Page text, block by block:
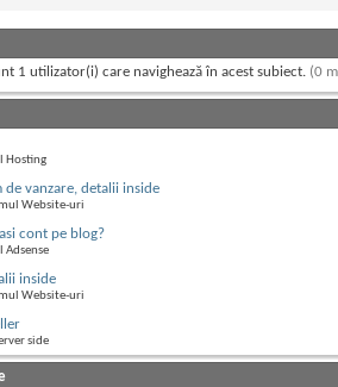
1 utilizator(i) care navighează în acest subiect. (0
Hosting
vanzare, detalii inside
Website-uri
cont pe blog?
Adsense
inside
Website-uri
side